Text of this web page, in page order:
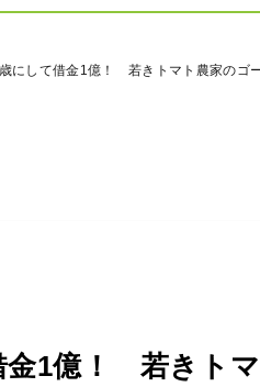
にして借金1億！ 若きトマト農家のゴ
金1億！ 若きト